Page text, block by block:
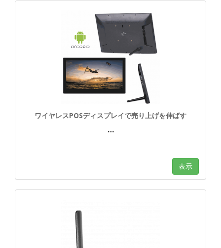
ワイヤレスPOSディスプレイで売り上げを伸ばす
…
表示